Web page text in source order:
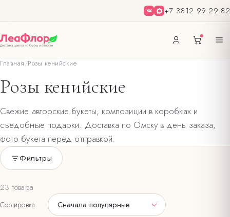
+7 3812 99 29 82
Главная/Розы кенийские
Розы кенийские
Свежие авторские букеты, композиции в коробках и
съедобные подарки. Доставка по Омску в день заказа,
фото букета перед отправкой.
Только в наличии
ЦВЕТ БУКЕТА
Фильтры
23 товара
Сортировка Сначала популярные